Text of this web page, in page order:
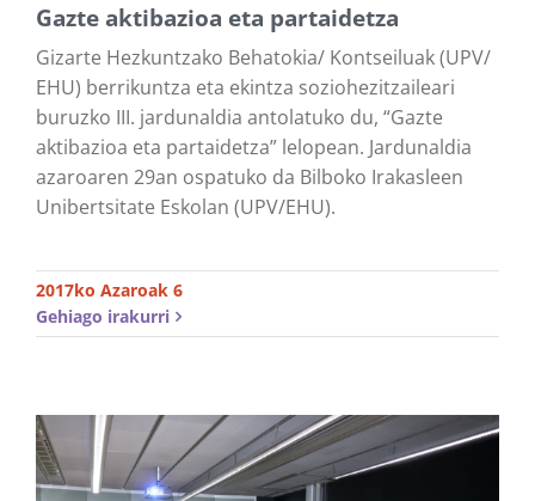
Gazte aktibazioa eta partaidetza
Gizarte Hezkuntzako Behatokia/ Kontseiluak (UPV/
EHU) berrikuntza eta ekintza soziohezitzaileari
buruzko III. jardunaldia antolatuko du, “Gazte
aktibazioa eta partaidetza” lelopean. Jardunaldia
azaroaren 29an ospatuko da Bilboko Irakasleen
Unibertsitate Eskolan (UPV/EHU).
2017ko Azaroak 6
Gehiago irakurri